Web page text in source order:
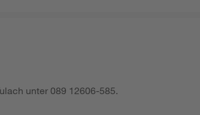
unter 089 12606-585.